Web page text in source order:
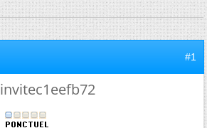
#1
invitec1eefb72